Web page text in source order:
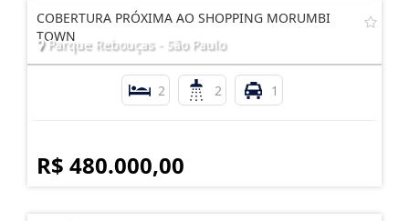
COBERTURA PRÓXIMA AO SHOPPING MORUMBI
TOWN
Parque Rebouças - São Paulo
2 2 1
R$ 480.000,00